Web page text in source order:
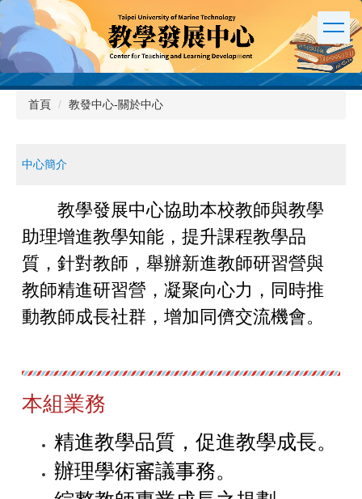
到
主
要
內
首頁 教發中心-關於中心
中心簡介
教學發展中心協助本校教師與教學
助理增進教學知能，提升課程教學品
質， 針對教師，舉辦新進教師研習營與
教師精進研習營，凝聚向心力， 同時推
動教師成長社群，增加同儕交流機會。
本組業務
精進教學品質，促進教學成長。
辦理學術審議事務。